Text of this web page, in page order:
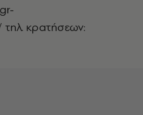
κρατήσεων: